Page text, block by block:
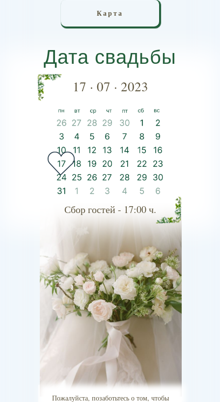
Пожалуйста, позаботьтесь о том, чтобы
Сбор гостей - 17:00 ч.
Дата свадьбы
17 · 07 · 2023
Карта